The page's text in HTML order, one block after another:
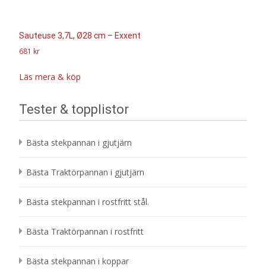
Sauteuse 3,7L, Ø28 cm – Exxent
681 kr
Läs mera & köp
Tester & topplistor
Bästa stekpannan i gjutjärn
Bästa Traktörpannan i gjutjärn
Bästa stekpannan i rostfritt stål.
Bästa Traktörpannan i rostfritt
Bästa stekpannan i koppar